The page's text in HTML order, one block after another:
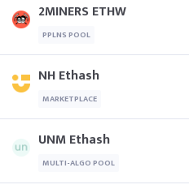
2MINERS ETHW
PPLNS POOL
NH Ethash
MARKETPLACE
UNM Ethash
MULTI-ALGO POOL